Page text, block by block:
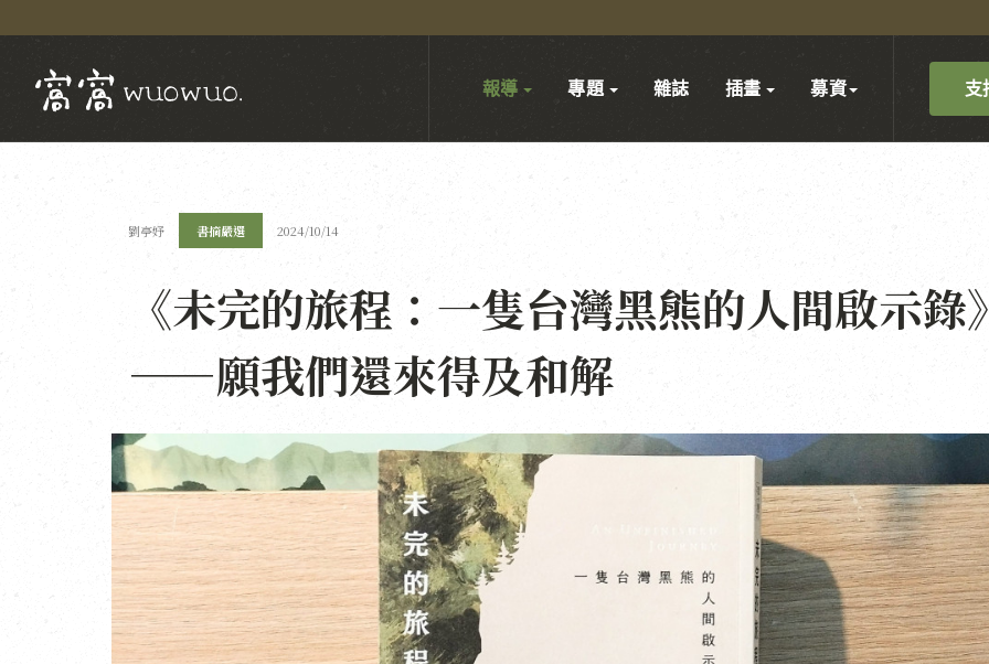
支
報導 專題 雜誌 插畫 募資
劉亭妤 書摘嚴選 2024/10/14
《未完的旅程：一隻台灣黑熊的人間啟示錄
——願我們還來得及和解